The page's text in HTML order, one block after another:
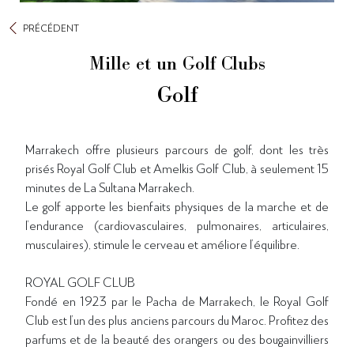
Mille et un Golf Clubs
Golf
PRÉCÉDENT
Marrakech offre plusieurs parcours de golf, dont les très
prisés Royal Golf Club et Amelkis Golf Club, à seulement 15
minutes de La Sultana Marrakech.
Le golf apporte les bienfaits physiques de la marche et de
l’endurance (cardiovasculaires, pulmonaires, articulaires,
musculaires), stimule le cerveau et améliore l’équilibre.
ROYAL GOLF CLUB
Fondé en 1923 par le Pacha de Marrakech, le Royal Golf
Club est l’un des plus anciens parcours du Maroc. Profitez des
parfums et de la beauté des orangers ou des bougainvilliers